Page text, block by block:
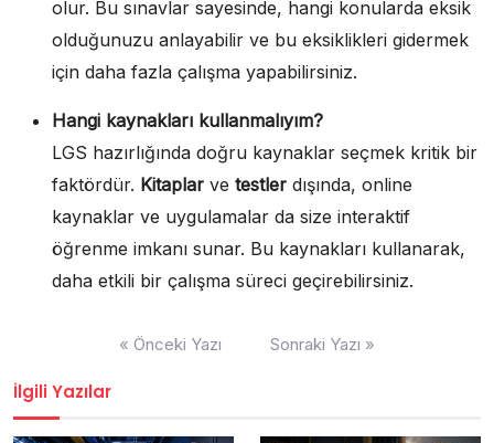
olur. Bu sınavlar sayesinde, hangi konularda eksik
olduğunuzu anlayabilir ve bu eksiklikleri gidermek
için daha fazla çalışma yapabilirsiniz.
Hangi kaynakları kullanmalıyım?
LGS hazırlığında doğru kaynaklar seçmek kritik bir
faktördür. Kitaplar ve testler dışında, online
kaynaklar ve uygulamalar da size interaktif
öğrenme imkanı sunar. Bu kaynakları kullanarak,
daha etkili bir çalışma süreci geçirebilirsiniz.
« Önceki Yazı Sonraki Yazı »
İlgili Yazılar